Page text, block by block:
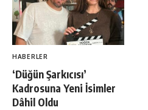
HABERLER
‘Düğün Şarkıcısı’
Kadrosuna Yeni İsimler
Dâhil Oldu